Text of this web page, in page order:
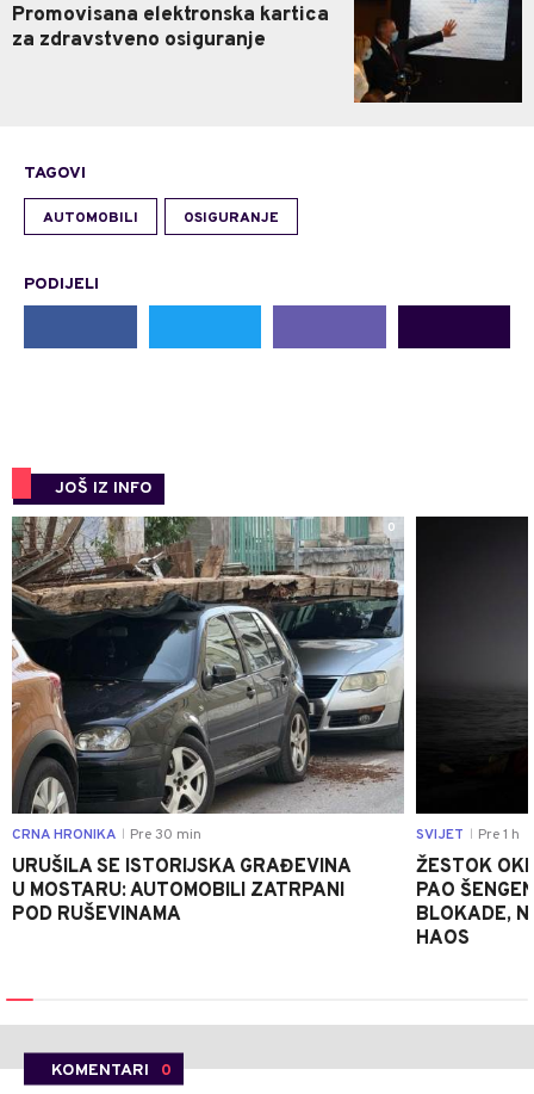
Promovisana elektronska kartica
za zdravstveno osiguranje
TAGOVI
AUTOMOBILI OSIGURANJE
PODIJELI
JOŠ IZ INFO
0
CRNA HRONIKA Pre 30 min
URUŠILA SE ISTORIJSKA GRAĐEVINA
U MOSTARU: AUTOMOBILI ZATRPANI
POD RUŠEVINAMA
SVIJET Pre 1 h
ŽESTOK
PAO
BLOKADE,
HAOS
KOMENTARI 0